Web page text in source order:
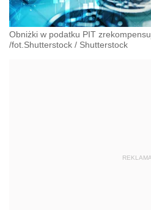
Obniżki w podatku PIT
/fot.Shutterstock / Shutterstock